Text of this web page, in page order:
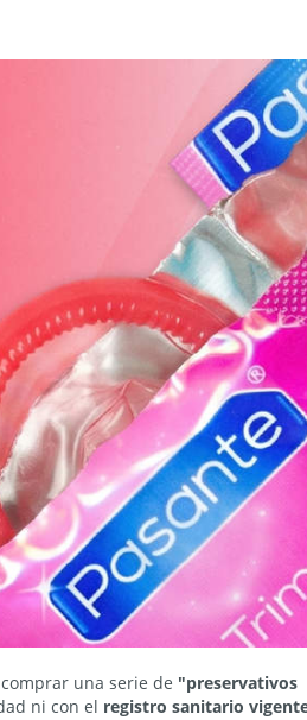
una serie de "preservativos
ni con el registro sanitario